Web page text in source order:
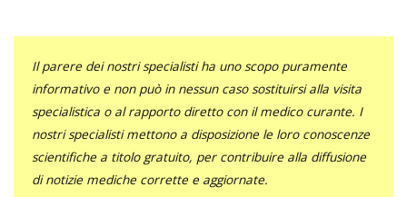
Il parere dei nostri specialisti ha uno scopo puramente
informativo e non può in nessun caso sostituirsi alla visita
specialistica o al rapporto diretto con il medico curante. I
nostri specialisti mettono a disposizione le loro conoscenze
scientifiche a titolo gratuito, per contribuire alla diffusione
di notizie mediche corrette e aggiornate.